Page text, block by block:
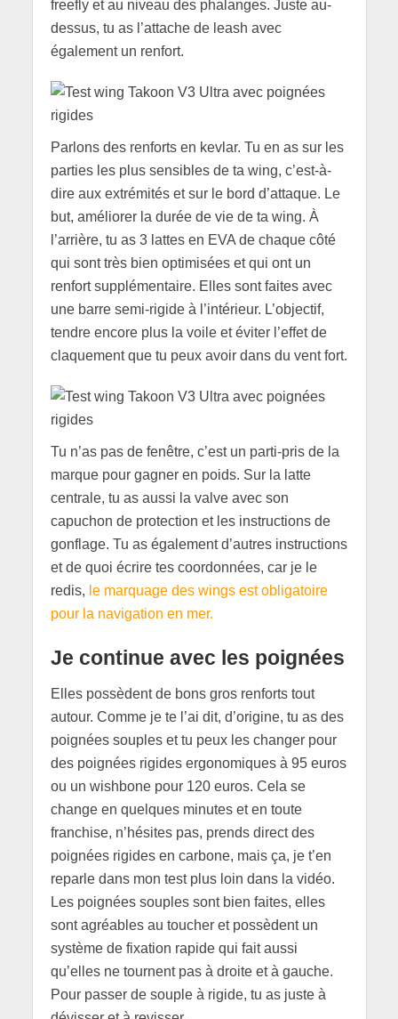
freefly et au niveau des phalanges. Juste au-
dessus, tu as l’attache de leash avec
également un renfort.
Parlons des renforts en kevlar. Tu en as sur les
parties les plus sensibles de ta wing, c’est-à-
dire aux extrémités et sur le bord d’attaque. Le
but, améliorer la durée de vie de ta wing. À
l’arrière, tu as 3 lattes en EVA de chaque côté
qui sont très bien optimisées et qui ont un
renfort supplémentaire. Elles sont faites avec
une barre semi-rigide à l’intérieur. L’objectif,
tendre encore plus la voile et éviter l’effet de
claquement que tu peux avoir dans du vent fort.
Tu n’as pas de fenêtre, c’est un parti-pris de la
marque pour gagner en poids. Sur la latte
centrale, tu as aussi la valve avec son
capuchon de protection et les instructions de
gonflage. Tu as également d’autres instructions
et de quoi écrire tes coordonnées, car je le
redis, le marquage des wings est obligatoire
pour la navigation en mer.
Je continue avec les poignées
Elles possèdent de bons gros renforts tout
autour. Comme je te l’ai dit, d’origine, tu as des
poignées souples et tu peux les changer pour
des poignées rigides ergonomiques à 95 euros
ou un wishbone pour 120 euros. Cela se
change en quelques minutes et en toute
franchise, n’hésites pas, prends direct des
poignées rigides en carbone, mais ça, je t’en
reparle dans mon test plus loin dans la vidéo.
Les poignées souples sont bien faites, elles
sont agréables au toucher et possèdent un
système de fixation rapide qui fait aussi
qu’elles ne tournent pas à droite et à gauche.
Pour passer de souple à rigide, tu as juste à